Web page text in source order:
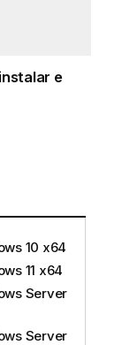
e
10 x64
11 x64
Server
Server